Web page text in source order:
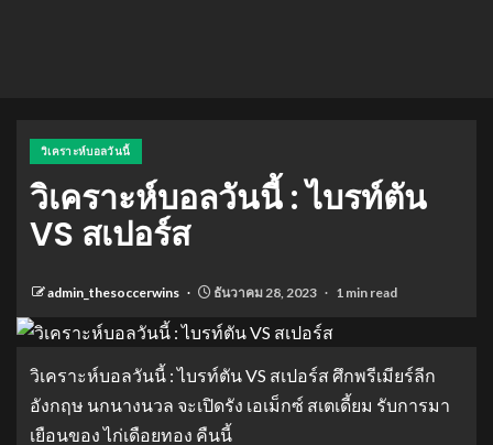
วิเคราะห์บอลวันนี้
วิเคราะห์บอลวันนี้ : ไบรท์ตัน
VS สเปอร์ส
admin_thesoccerwins ธันวาคม 28, 2023 1 min read
วิเคราะห์บอลวันนี้ : ไบรท์ตัน VS สเปอร์ส ศึกพรีเมียร์ลีก
อังกฤษ นกนางนวล จะเปิดรัง เอเม็กซ์ สเตเดี้ยม รับการมา
เยือนของ ไก่เดือยทอง คืนนี้